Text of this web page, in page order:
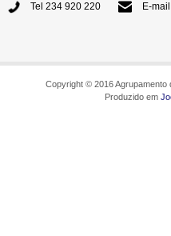
Tel 234 920 220 E-
Copyright © 2016
Produzido em